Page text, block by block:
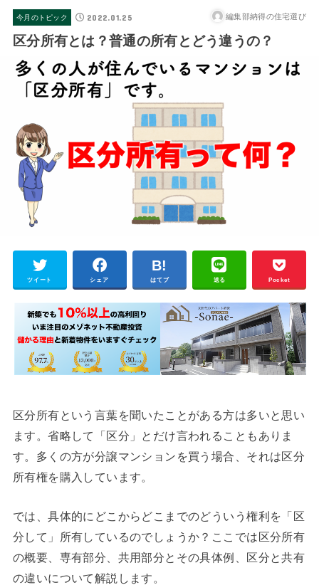
今月のトピック 2022.01.25 編集部納得の住宅選び
区分所有とは？普通の所有とどう違うの？
ツイート シェア はてブ 送る Pocket
区分所有という言葉を聞いたことがある方は多いと思い
ます。省略して「区分」とだけ言われることもありま
す。多くの方が分譲マンションを買う場合、それは区分
所有権を購入しています。
では、具体的にどこからどこまでのどういう権利を「区
分して」所有しているのでしょうか？ここでは区分所有
の概要、専有部分、共用部分とその具体例、区分と共有
の違いについて解説します。